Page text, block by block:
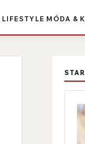
LIFESTYLE MÓDA &